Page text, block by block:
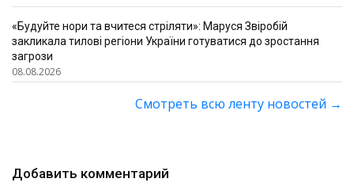
«Будуйте нори та вчитеся стріляти»: Маруся Звіробій
закликала тилові регіони України готуватися до зростання
загрози
08.08.2026
Смотреть всю ленту новостей →
Добавить комментарий